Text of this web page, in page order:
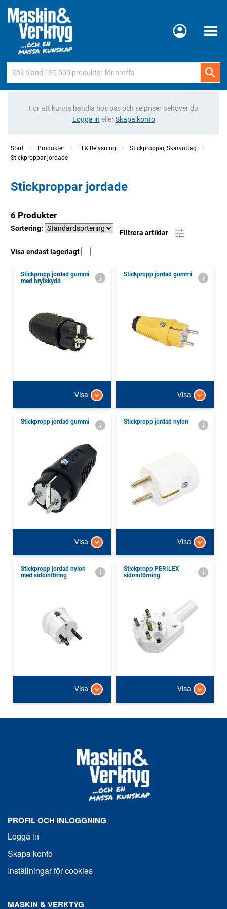
Meny
För att kunna handla hos oss och se priser behöver du
Logga in ellerSkapa konto
Start Produkter El & Belysning
Stickproppar, Skarvuttag
Stickproppar jordade
Stickproppar jordade
6 Produkter
Sortering:
Filtrera artiklar
Visa endast lagerlagt
Stickpropp jordad gummi
med brytskydd
Visa
Stickpropp jordad gummi
Visa
Stickpropp jordad gummi
Visa
Stickpropp jordad nylon
Visa
Stickpropp jordad nylon
med sidoinföring
Visa
Stickpropp PERILEX
sidoinförning
Visa
PROFIL OCH INLOGGNING
Logga in
Skapa konto
Inställningar för cookies
MASKIN & VERKTYG